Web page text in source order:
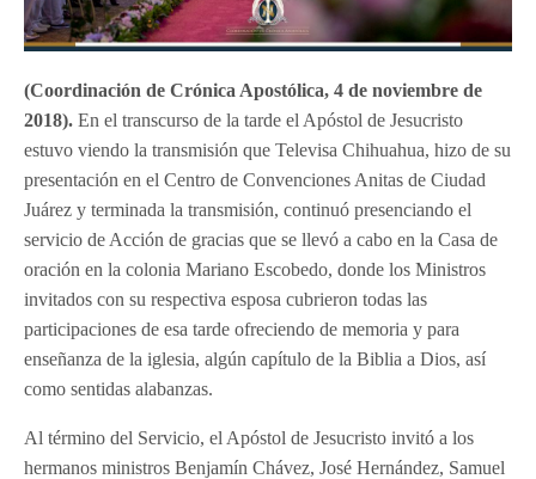
(Coordinación de Crónica Apostólica, 4 de noviembre de
2018). En el transcurso de la tarde el Apóstol de Jesucristo
estuvo viendo la transmisión que Televisa Chihuahua, hizo de su
presentación en el Centro de Convenciones Anitas de Ciudad
Juárez y terminada la transmisión, continuó presenciando el
servicio de Acción de gracias que se llevó a cabo en la Casa de
oración en la colonia Mariano Escobedo, donde los Ministros
invitados con su respectiva esposa cubrieron todas las
participaciones de esa tarde ofreciendo de memoria y para
enseñanza de la iglesia, algún capítulo de la Biblia a Dios, así
como sentidas alabanzas.
Al término del Servicio, el Apóstol de Jesucristo invitó a los
hermanos ministros Benjamín Chávez, José Hernández, Samuel